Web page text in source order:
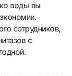
воды вы
сотрудников,
с